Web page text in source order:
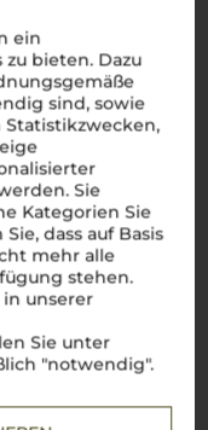
ein
bieten. Dazu
sind, sowie
Sie
Kategorien Sie
dass auf Basis
mehr alle
stehen.
unserer
Sie unter
"notwendig".
Bewertung!